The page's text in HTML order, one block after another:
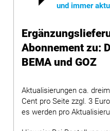
und immer
Abonnement zu:
BEMA und GOZ
Aktualisierungen ca.
Cent pro Seite zzgl. 3
es werden pro